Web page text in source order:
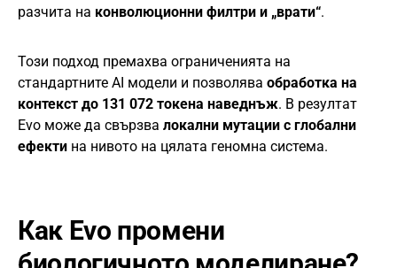
разчита на конволюционни филтри и „врати“.
Този подход премахва ограниченията на
стандартните AI модели и позволява обработка на
контекст до 131 072 токена наведнъж. В резултат
Evo може да свързва локални мутации с глобални
ефекти на нивото на цялата геномна система.
Как Evo промени